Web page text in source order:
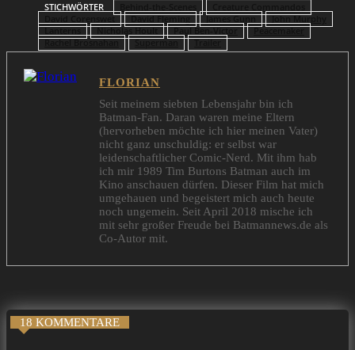
STICHWÖRTER
David Corenswet
David Fleming James Gunn
John Murphy
Lanterns
Nicholas Hoult Paul Ben-Victor
Peacemaker
Rachel Brosnahan
Superman Trailer
FLORIAN
Seit meinem siebten Lebensjahr bin ich
Batman-Fan. Daran waren meine Eltern
(hervorheben möchte ich hier meinen Vater)
nicht ganz unschuldig: er selbst war
leidenschaftlicher Comic-Nerd. Mit ihm hab
ich mir 1989 Tim Burtons Batman auch im
Kino anschauen dürfen. Dieser Film hat mich
umgehauen und begeistert mich auch heute
noch ungemein. Seit April 2018 mische ich
mit sehr großer Freude bei Batmannews.de als
Co-Autor mit.
18 KOMMENTARE